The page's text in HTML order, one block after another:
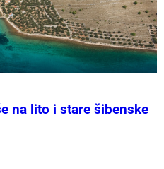
na lito i stare šibenske